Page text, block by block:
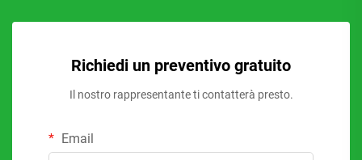
Richiedi un preventivo gratuito
Il nostro rappresentante ti contatterà presto.
Email